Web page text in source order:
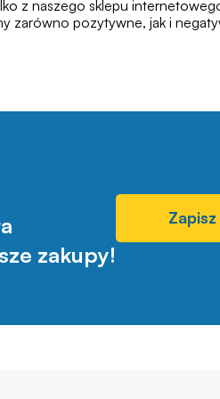
z naszego sklepu
zarówno pozytywne, jak i
zakupy!